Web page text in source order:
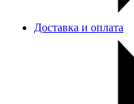
Доставка и оплата